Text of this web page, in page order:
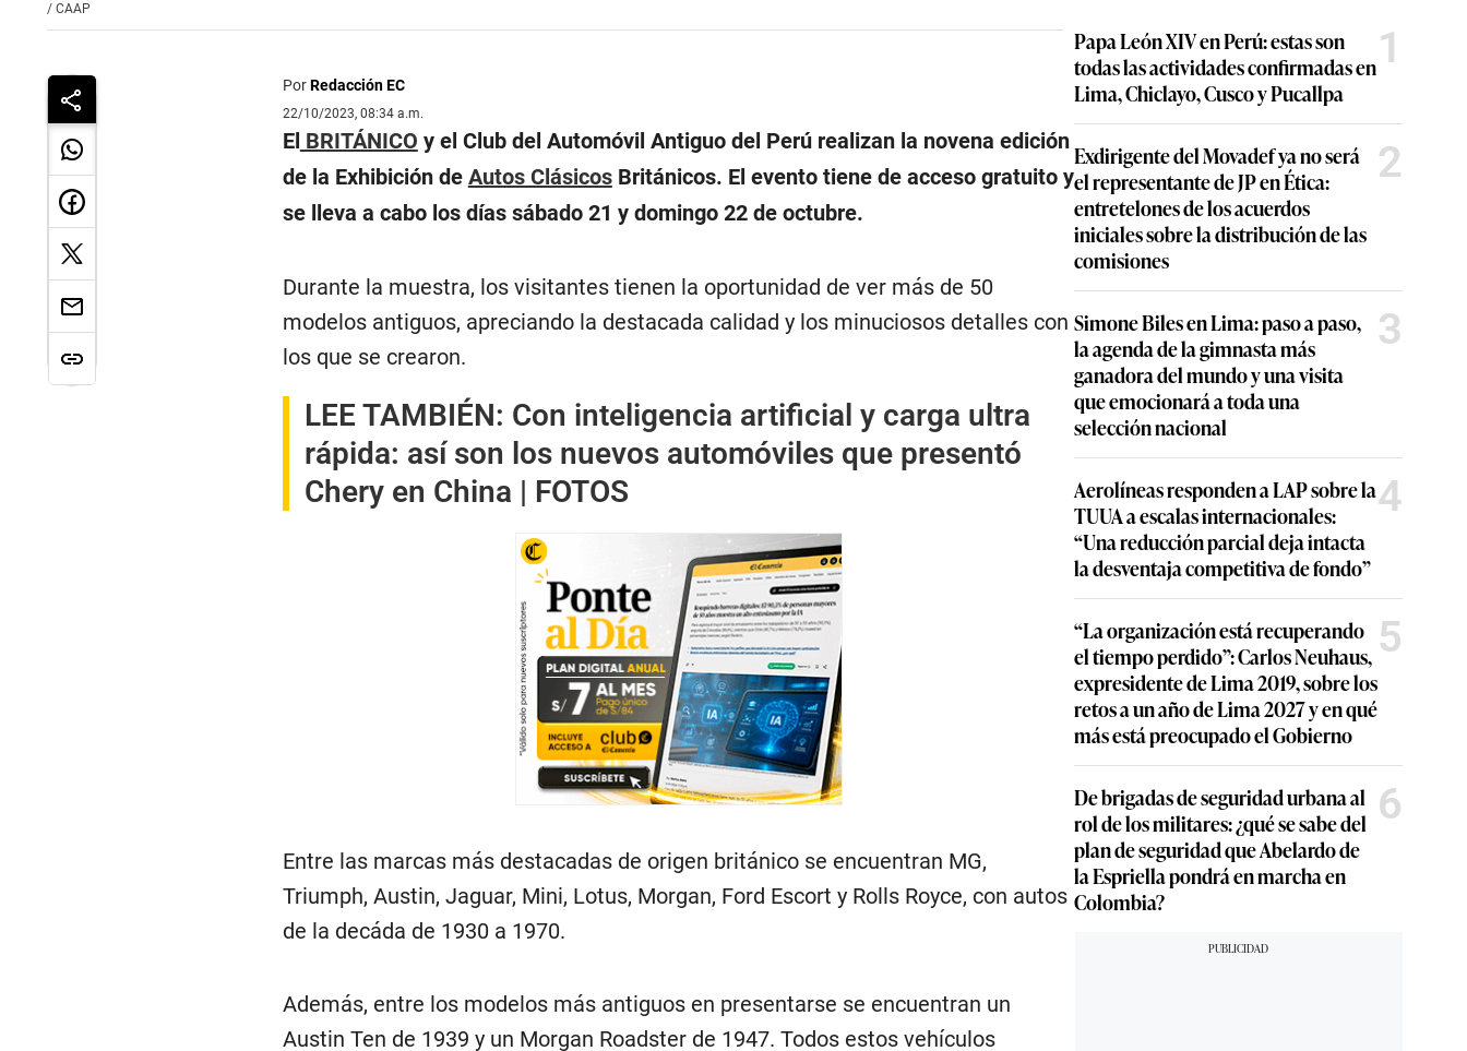
/ CAAP
PorRedacción EC
22/10/2023, 08:34 a.m.
El BRITÁNICO y el Club del Automóvil Antiguo del Perú realizan la novena edición
de la Exhibición de Autos ClásicosBritánicos. El evento tiene de acceso gratuito y
se lleva a cabo los días sábado 21 y domingo 22 de octubre.
Durante la muestra, los visitantes tienen la oportunidad de ver más de 50
modelos antiguos, apreciando la destacada calidad y los minuciosos detalles con
los que se crearon.
LEE TAMBIÉN: Con inteligencia artificial y carga ultra
rápida: así son los nuevos automóviles que presentó
Chery en China | FOTOS
Entre las marcas más destacadas de origen británico se encuentran MG,
Triumph, Austin, Jaguar, Mini, Lotus, Morgan, Ford Escort y Rolls Royce, con autos
de la decáda de 1930 a 1970.
Además, entre los modelos más antiguos en presentarse se encuentran un
Austin Ten de 1939 y un Morgan Roadster de 1947. Todos estos vehículos
Papa León XIV en Perú: estas son
todas las actividades confirmadas en
Lima, Chiclayo, Cusco y Pucallpa
1
Exdirigente del Movadef ya no será
el representante de JP en Ética:
entretelones de los acuerdos
iniciales sobre la distribución de las
comisiones
2
Simone Biles en Lima: paso a paso,
la agenda de la gimnasta más
ganadora del mundo y una visita
que emocionará a toda una
selección nacional
3
Aerolíneas responden a LAP sobre la
TUUA a escalas internacionales:
“Una reducción parcial deja intacta
la desventaja competitiva de fondo”
4
“La organización está recuperando
el tiempo perdido”: Carlos Neuhaus,
expresidente de Lima 2019, sobre los
retos a un año de Lima 2027 y en qué
más está preocupado el Gobierno
5
De brigadas de seguridad urbana al
rol de los militares: ¿qué se sabe del
plan de seguridad que Abelardo de
la Espriella pondrá en marcha en
Colombia?
6